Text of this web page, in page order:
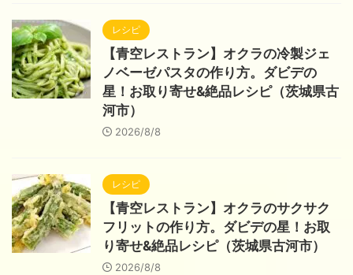
レシピ
【青空レストラン】オクラの冷製ジェ
ノベーゼパスタの作り方。ダビデの
星！お取り寄せ&絶品レシピ（茨城県古
河市）
2026/8/8
レシピ
【青空レストラン】オクラのサクサク
フリットの作り方。ダビデの星！お取
り寄せ&絶品レシピ（茨城県古河市）
2026/8/8